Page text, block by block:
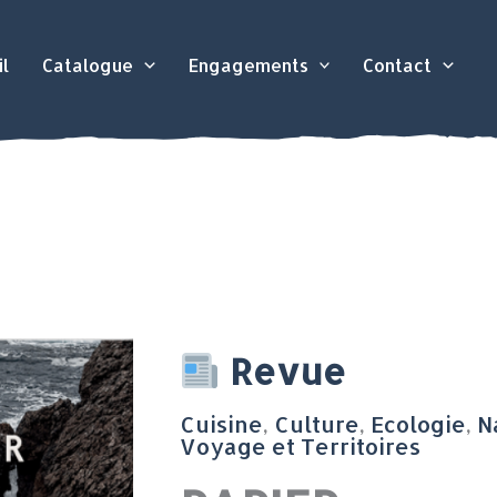
Catalogue Engagements Contact
Revue
Cuisine, Culture, Ecologie,
Voyage et Territoires
quantité
de
PAPIER